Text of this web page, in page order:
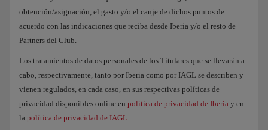
obtención/asignación, el gasto y/o el canje de dichos puntos de
acuerdo con las indicaciones que reciba desde Iberia y/o el resto de
Partners del Club.
Los tratamientos de datos personales de los Titulares que se llevarán a
cabo, respectivamente, tanto por Iberia como por IAGL se describen y
vienen regulados, en cada caso, en sus respectivas políticas de
privacidad disponibles online en política de privacidad de Iberia y en
la política de privacidad de IAGL.